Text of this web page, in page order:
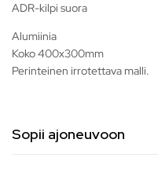
ADR-kilpi suora
Alumiinia
Koko 400x300mm
Perinteinen irrotettava malli.
Sopii ajoneuvoon